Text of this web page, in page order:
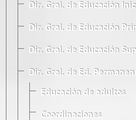
Dir. Gral. de Educación
Dir. Gral. de Educación
Dir. Gral. de Educación
Dir. Gral. de Ed.
Educación de adultos
Coordinaciones